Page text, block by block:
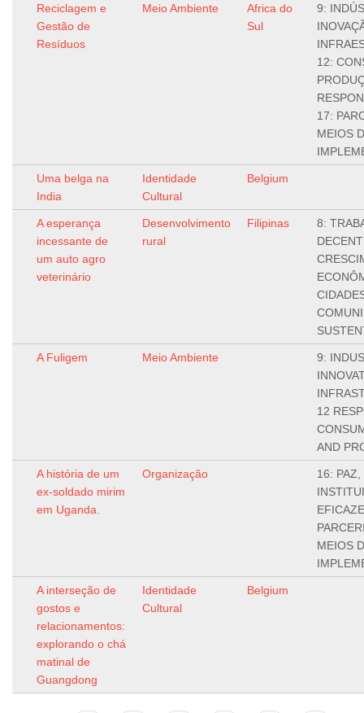
Reciclagem e
Gestão de
Resíduos
Meio Ambiente
Africa do
Sul
9:
12:
17:
MEIOS
Uma belga na
India
Identidade
Cultural
Belgium
A esperança
incessante de
um auto agro
veterinário
Desenvolvimento
rural
Filipinas
8:
A Fuligem Meio Ambiente
9:
12
AND
A história de um
ex-soldado mirim
em Uganda.
Organização
16: PAZ,
MEIOS
A interseção de
gostos e
relacionamentos:
explorando o chá
matinal de
Guangdong
Identidade
Cultural
Belgium